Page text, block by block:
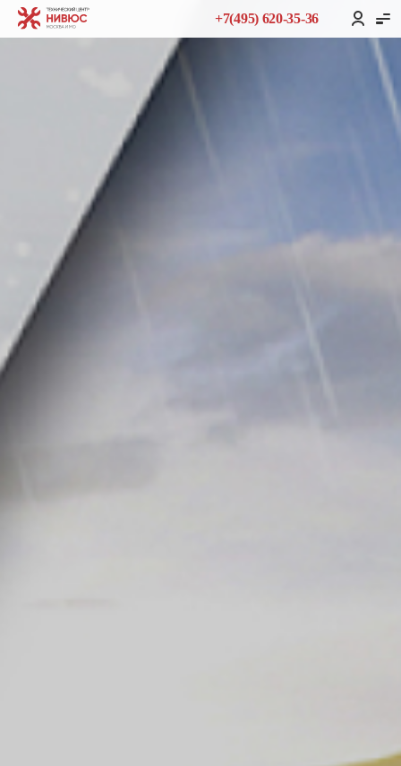
+7(495) 620-35-36